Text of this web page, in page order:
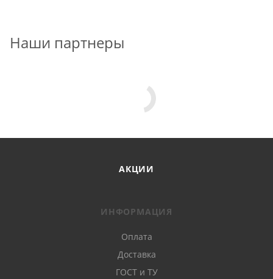
Наши партнеры
АКЦИИ
ИНФОРМАЦИЯ
Оплата
Доставка
ГОСТ и ТУ